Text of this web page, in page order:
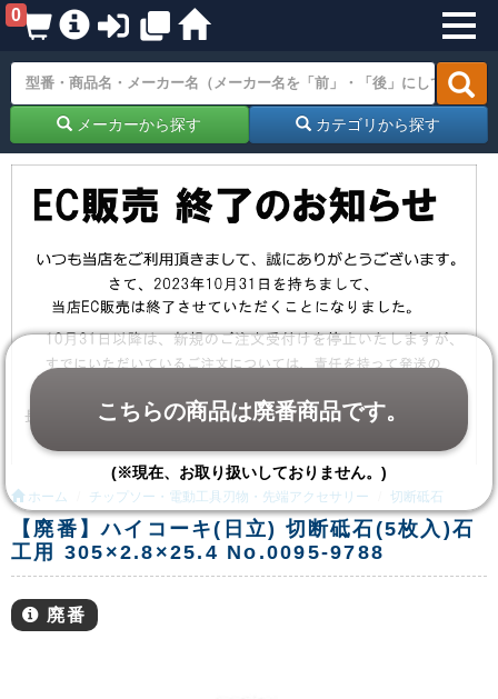
0
メーカーから探す カテゴリから探す
ホーム チップソー・電動工具刃物・先端アクセサリー 切断砥石
【廃番】ハイコーキ(日立) 切断砥石(5枚入)石
工用 305×2.8×25.4 No.0095-9788
廃番
こちらの商品は廃番商品です。
(※現在、お取り扱いしておりません。)